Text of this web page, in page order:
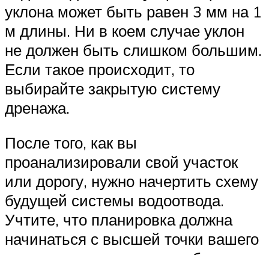
уклона может быть равен 3 мм на 1
м длины. Ни в коем случае уклон
не должен быть слишком большим.
Если такое происходит, то
выбирайте закрытую систему
дренажа.
После того, как вы
проанализировали свой участок
или дорогу, нужно начертить схему
будущей системы водоотвода.
Учтите, что планировка должна
начинаться с высшей точки вашего